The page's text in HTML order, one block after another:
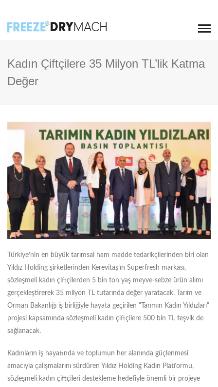
Kadın Çiftçilere 35 Milyon TL’lik Katma
Değer
Türkiye’nin en büyük tarımsal ham madde tedarikçilerinden biri olan
Yıldız Holding şirketlerinden Kerevitaş’ın Superfresh markası,
sözleşmeli kadın çiftçilerden 5 bin ton yaş meyve-sebze ürün alımı
gerçekleştirerek 35 milyon TL tutarında değer yaratacak. Tarım ve
Orman Bakanlığı iş birliğiyle hayata geçirilen “Tarımın Kadın Yıldızları”
projesi kapsamında sözleşmeli kadın çiftçilere 500 bin TL teşvik de
sağlanacak.
Kadınların iş hayatında ve toplumun her alanında güçlenmesi
amacıyla çalışmalarını sürdüren Yıldız Holding Kadın Platformu,
sözleşmeli kadın çiftçileri destekleme hedefiyle önemli bir projeye